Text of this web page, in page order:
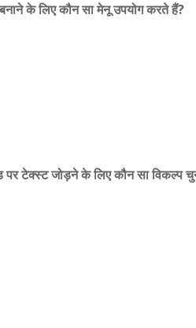
के लिए कौन सा मेनू उपयोग करते हैं?
टेक्स्ट जोड़ने के लिए कौन सा विकल्प